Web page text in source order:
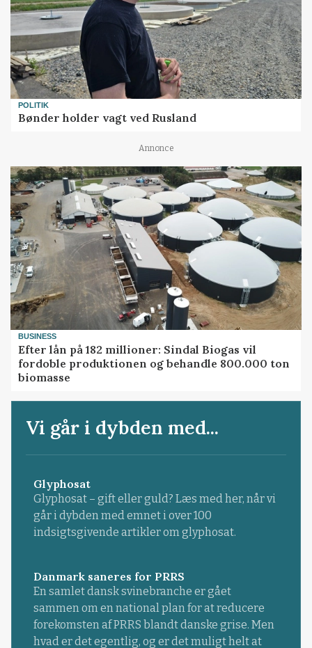
POLITIK
Bønder holder vagt ved Rusland
Annonce
BUSINESS
Efter lån på 182 millioner: Sindal Biogas vil
fordoble produktionen og behandle 800.000 ton
biomasse
Vi går i dybden med...
Glyphosat
Glyphosat – gift eller guld? Læs med her, når vi
går i dybden med emnet i over 100
indsigtsgivende artikler om glyphosat.
Danmark saneres for PRRS
En samlet dansk svinebranche er gået
sammen om en national plan for at reducere
forekomsten af PRRS blandt danske grise. Men
hvad er det egentlig, og er det muligt helt at